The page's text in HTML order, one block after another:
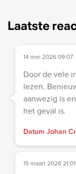
Laatste
14 mei 2026 09:07
Door de vele
lezen.
aanwezig is
het geval is.
Datum Johan
15 maart 2026 21:01